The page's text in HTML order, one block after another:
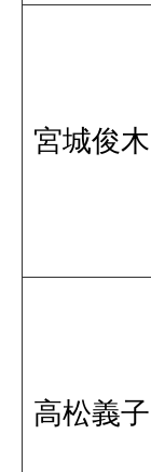
宮城俊木
高松義子